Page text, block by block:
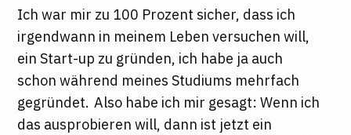
Ich war mir zu 100 Prozent sicher, dass ich
irgendwann in meinem Leben versuchen will,
ein Start-up zu gründen, ich habe ja auch
schon während meines Studiums mehrfach
gegründet. Also habe ich mir gesagt: Wenn ich
das ausprobieren will, dann ist jetzt ein